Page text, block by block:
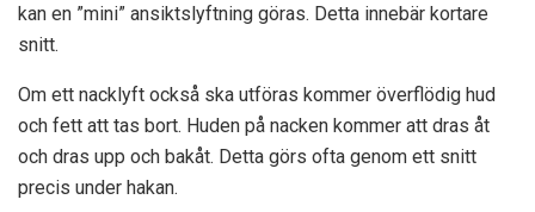
kan en ”mini” ansiktslyftning göras. Detta innebär kortare
snitt.
Om ett nacklyft också ska utföras kommer överflödig hud
och fett att tas bort. Huden på nacken kommer att dras åt
och dras upp och bakåt. Detta görs ofta genom ett snitt
precis under hakan.